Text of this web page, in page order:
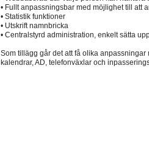
• Fullt anpassningsbar med möjlighet till att
• Statistik funktioner
• Utskrift namnbricka
• Centralstyrd administration, enkelt sätta
Som tillägg går det att få olika anpassningar
kalendrar, AD, telefonväxlar och